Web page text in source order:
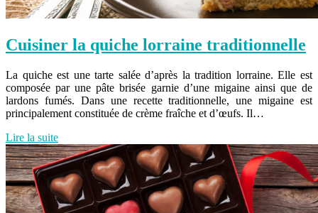
Cuisiner la quiche lorraine traditionnelle
La quiche est une tarte salée d’après la tradition lorraine. Elle est
composée par une pâte brisée garnie d’une migaine ainsi que de
lardons fumés. Dans une recette traditionnelle, une migaine est
principalement constituée de crème fraîche et d’œufs. Il…
Lire la suite